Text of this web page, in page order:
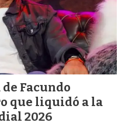
Facundo
que liquidó a la
2026